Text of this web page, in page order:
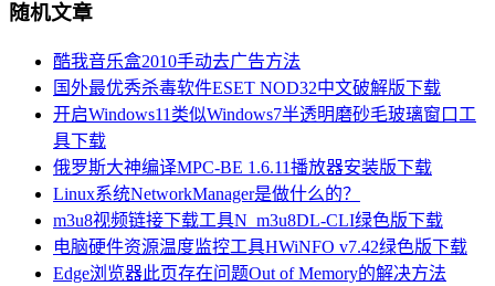
随机文章
酷我音乐盒2010手动去广告方法
国外最优秀杀毒软件ESET NOD32中文破解版下载
开启Windows11类似Windows7半透明磨砂毛玻璃窗口工
具下载
俄罗斯大神编译MPC-BE 1.6.11播放器安装版下载
Linux系统NetworkManager是做什么的？
m3u8视频链接下载工具N_m3u8DL-CLI绿色版下载
电脑硬件资源温度监控工具HWiNFO v7.42绿色版下载
Edge浏览器此页存在问题Out of Memory的解决方法